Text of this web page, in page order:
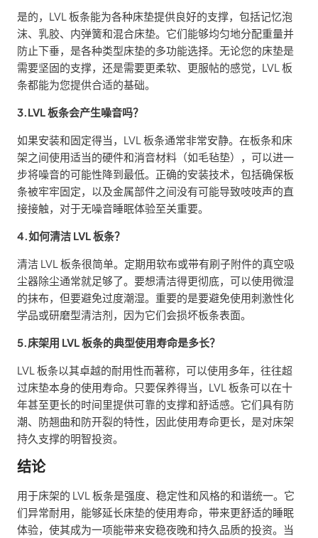
是的，LVL 板条能为各种床垫提供良好的支撑，包括记忆泡
沫、乳胶、内弹簧和混合床垫。它们能够均匀地分配重量并
防止下垂，是各种类型床垫的多功能选择。无论您的床垫是
需要坚固的支撑，还是需要更柔软、更服帖的感觉，LVL 板
条都能为您提供合适的基础。
3.LVL 板条会产生噪音吗？
如果安装和固定得当，LVL 板条通常非常安静。在板条和床
架之间使用适当的硬件和消音材料（如毛毡垫），可以进一
步将噪音的可能性降到最低。正确的安装技术，包括确保板
条被牢牢固定，以及金属部件之间没有可能导致吱吱声的直
接接触，对于无噪音睡眠体验至关重要。
4.如何清洁 LVL 板条？
清洁 LVL 板条很简单。定期用软布或带有刷子附件的真空吸
尘器除尘通常就足够了。要想清洁得更彻底，可以使用微湿
的抹布，但要避免过度潮湿。重要的是要避免使用刺激性化
学品或研磨型清洁剂，因为它们会损坏板条表面。
5.床架用 LVL 板条的典型使用寿命是多长？
LVL 板条以其卓越的耐用性而著称，可以使用多年，往往超
过床垫本身的使用寿命。只要保养得当，LVL 板条可以在十
年甚至更长的时间里提供可靠的支撑和舒适感。它们具有防
潮、防翘曲和防开裂的特性，因此使用寿命更长，是对床架
持久支撑的明智投资。
结论
用于床架的 LVL 板条是强度、稳定性和风格的和谐统一。它
们异常耐用，能够延长床垫的使用寿命，带来更舒适的睡眠
体验，使其成为一项能带来安稳夜晚和持久品质的投资。当